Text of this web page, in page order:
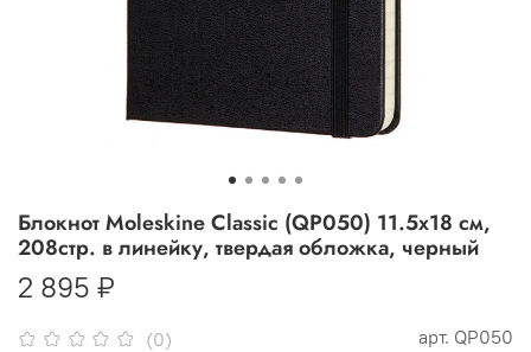
(0) арт. QP050
Блокнот Moleskine Classic (QP050) 11.5х18 см,
208стр. в линейку, твердая обложка, черный
2 895 ₽